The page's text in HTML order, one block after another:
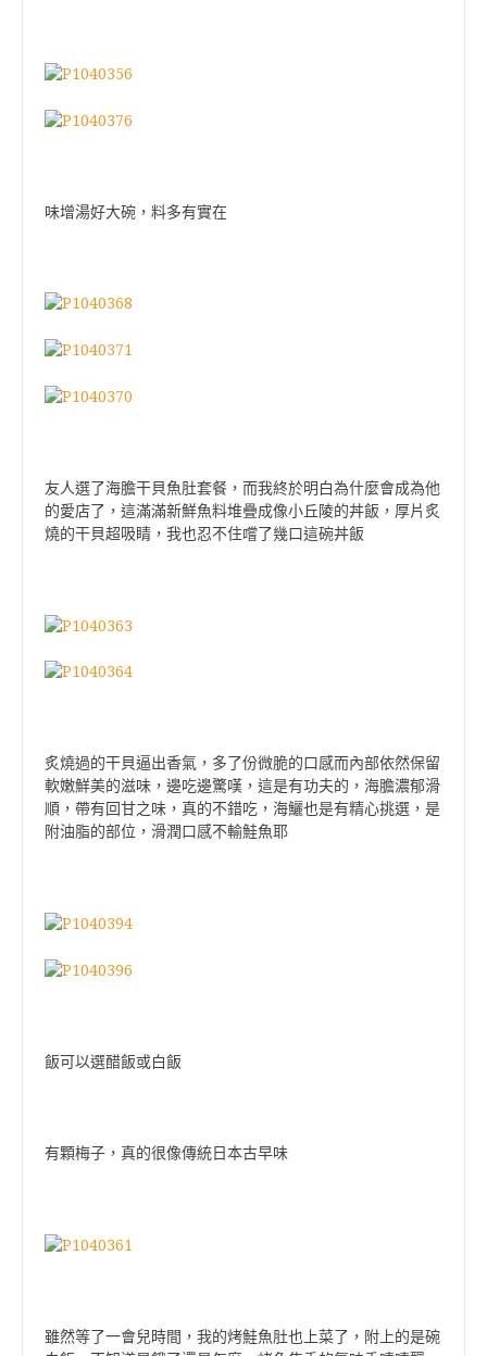
味增湯好大碗，料多有實在
友人選了海膽干貝魚肚套餐，而我終於明白為什麼會成為他
的愛店了，這滿滿新鮮魚料堆疊成像小丘陵的丼飯，厚片炙
燒的干貝超吸睛，我也忍不住嚐了幾口這碗丼飯
炙燒過的干貝逼出香氣，多了份微脆的口感而內部依然保留
軟嫩鮮美的滋味，邊吃邊驚嘆，這是有功夫的，海膽濃郁滑
順，帶有回甘之味，真的不錯吃，海鱺也是有精心挑選，是
附油脂的部位，滑潤口感不輸鮭魚耶
飯可以選醋飯或白飯
有顆梅子，真的很像傳統日本古早味
雖然等了一會兒時間，我的烤鮭魚肚也上菜了，附上的是碗